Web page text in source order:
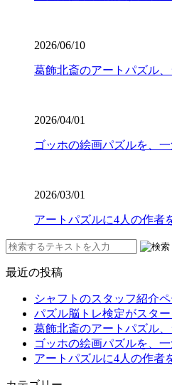
2026/06/10
葛飾北斎のアートパズル
2026/04/01
ゴッホの絵画パズルを、
2026/03/01
アートパズルに4人の作者
最近の投稿
シャフトのスタッフ紹介
パズル脳トレ検定がスター
葛飾北斎のアートパズル
ゴッホの絵画パズルを、
アートパズルに4人の作者